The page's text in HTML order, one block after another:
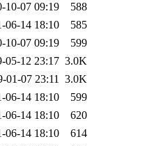
10-07 09:19
588
06-14 18:10
585
10-07 09:19
599
05-12 23:17 3.0K
01-07 23:11 3.0K
06-14 18:10
599
06-14 18:10
620
06-14 18:10
614